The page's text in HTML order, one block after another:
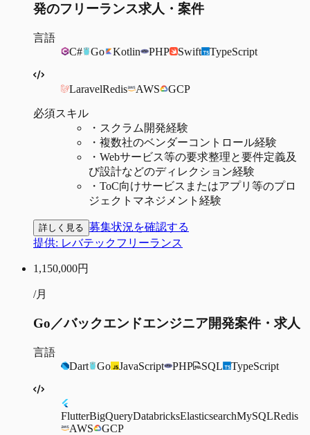
発のフリーランス求人・案件
言語
C#
Go Kotlin PHP Swift TypeScript
LaravelRedis AWS GCP
必須スキル
・ スクラム開発経験
・ 複数社のベンダーコントロール経験
・ Webサービス等の要求整理と要件定義及
び設計などのディレクション経験
・ ToC向けサービスまたはアプリ等のプロ
ジェクトマネジメント経験
詳しく見る 募集状況を確認する
提供: レバテックフリーランス
1,150,000円
/月
Go／バックエンドエンジニア開発案件・求人
言語
Dart
Go JavaScript PHP SQL TypeScript
FlutterBigQueryDatabricksElasticsearchMySQLRedis
AWS
GCP